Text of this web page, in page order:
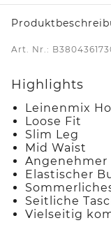
Art. Nr.:
Highlights
Leinenmix
Loose Fit
Slim Leg
Mid Waist
Angenehmer
Elastischer
Seitliche
Vielseitig